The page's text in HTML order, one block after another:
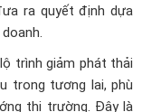
ra quyết định dựa
trình giảm phát thải
trong tương lai, phù
thị trường. Đây là